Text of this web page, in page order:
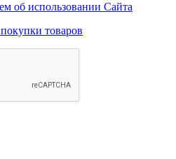
об использовании Сайта
товаров